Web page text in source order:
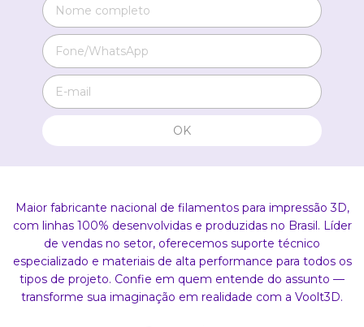
Maior fabricante nacional de filamentos para impressão 3D,
com linhas 100% desenvolvidas e produzidas no Brasil. Líder
de vendas no setor, oferecemos suporte técnico
especializado e materiais de alta performance para todos os
tipos de projeto. Confie em quem entende do assunto —
transforme sua imaginação em realidade com a Voolt3D.